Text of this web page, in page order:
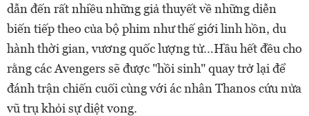
dẫn đến rất nhiều những giả thuyết về những diễn
biến tiếp theo của bộ phim như thế giới linh hồn, du
hành thời gian, vương quốc lượng tử…Hầu hết đều cho
rằng các Avengers sẽ được "hồi sinh" quay trở lại để
đánh trận chiến cuối cùng với ác nhân Thanos cứu nửa
vũ trụ khỏi sự diệt vong.